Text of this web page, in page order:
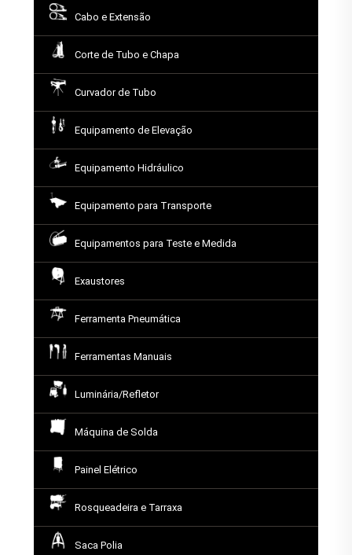
Cabo e Extensão
Corte de Tubo e Chapa
Curvador de Tubo
Equipamento de Elevação
Equipamento Hidráulico
Equipamento para Transporte
Equipamentos para Teste e Medida
Exaustores
Ferramenta Pneumática
Ferramentas Manuais
Luminária/Refletor
Máquina de Solda
Painel Elétrico
Rosqueadeira e Tarraxa
Saca Polia